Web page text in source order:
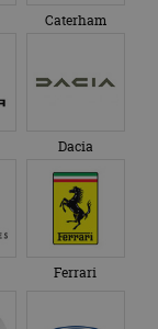
Caterham
Dacia
Ferrari